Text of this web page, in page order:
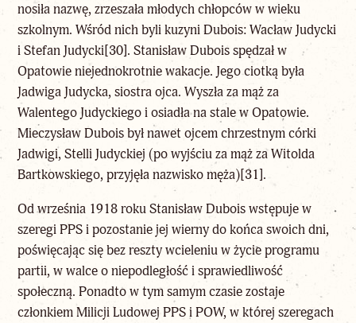
nosiła nazwę, zrzeszała młodych chłopców w wieku
szkolnym. Wśród nich byli kuzyni Dubois: Wacław Judycki
i Stefan Judycki[30]. Stanisław Dubois spędzał w
Opatowie niejednokrotnie wakacje. Jego ciotką była
Jadwiga Judycka, siostra ojca. Wyszła za mąż za
Walentego Judyckiego i osiadła na stale w Opatowie.
Mieczysław Dubois był nawet ojcem chrzestnym córki
Jadwigi, Stelli Judyckiej (po wyjściu za mąż za Witolda
Bartkowskiego, przyjęła nazwisko męża)[31].
Od września 1918 roku Stanisław Dubois wstępuje w
szeregi PPS i pozostanie jej wierny do końca swoich dni,
poświęcając się bez reszty wcieleniu w życie programu
partii, w walce o niepodległość i sprawiedliwość
społeczną. Ponadto w tym samym czasie zostaje
członkiem Milicji Ludowej PPS i POW, w której szeregach